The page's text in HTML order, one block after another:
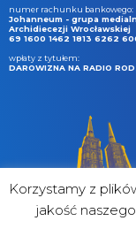
numer rachunku bankowego:
Johanneum - grupa
Archidiecezji Wrocławskiej
69 1600 1462 1813 6262
wpłaty z tytułem:
DAROWIZNA NA RADIO
Korzystamy z
jakość